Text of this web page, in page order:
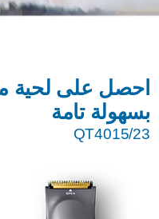
بسهولة تامة
QT4015/23